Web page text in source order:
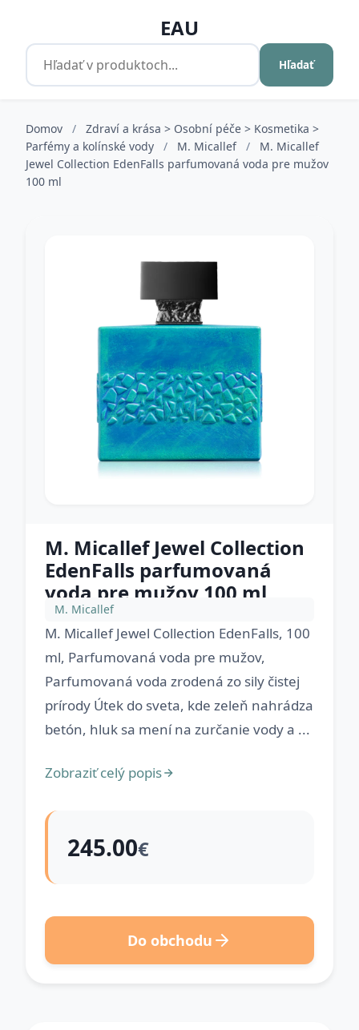
EAU
Hľadať
Domov /
Zdraví a krása > Osobní péče > Kosmetika >
Parfémy a kolínské vody
/ M. Micallef /
M. Micallef
Jewel Collection EdenFalls parfumovaná voda pre mužov
100 ml
M. Micallef Jewel Collection
EdenFalls parfumovaná
voda pre mužov 100 ml
M. Micallef
M. Micallef Jewel Collection EdenFalls, 100
ml, Parfumovaná voda pre mužov,
Parfumovaná voda zrodená zo sily čistej
prírody Útek do sveta, kde zeleň nahrádza
betón, hluk sa mení na zurčanie vody a ...
Zobraziť celý popis
245.00€
Do obchodu